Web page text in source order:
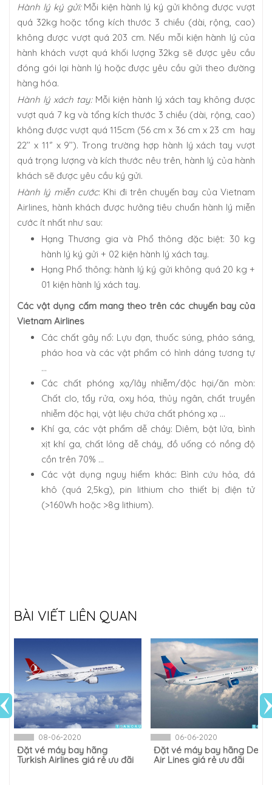
Hành lý ký gửi:Mỗi kiện hành lý ký gửi không được vượt
quá 32kg hoặc tổng kích thước 3 chiều (dài, rộng, cao)
không được vượt quá 203 cm. Nếu mỗi kiện hành lý của
hành khách vượt quá khối lượng 32kg sẽ được yêu cầu
đóng gói lại hành lý hoặc được yêu cầu gửi theo đường
hàng hóa.
Hành lý xách tay:Mỗi kiện hành lý xách tay không được
vượt quá 7 kg và tổng kích thước 3 chiều (dài, rộng, cao)
không được vượt quá 115cm (56 cm x 36 cm x 23 cm hay
22’’ x 11‘’ x 9’’). Trong trường hợp hành lý xách tay vượt
quá trọng lượng và kích thước nêu trên, hành lý của hành
khách sẽ được yêu cầu ký gửi.
Hành lý miễn cước: Khi đi trên chuyến bay của Vietnam
Airlines, hành khách được hưởng tiêu chuẩn hành lý miễn
cước ít nhất như sau:
Hạng Thương gia và Phổ thông đặc biệt: 30 kg
hành lý ký gửi + 02 kiện hành lý xách tay.
Hạng Phổ thông: hành lý ký gửi không quá 20 kg +
01 kiện hành lý xách tay.
Các vật dụng cấm mang theo trên các chuyến bay của
Vietnam Airlines
Các chất gây nổ: Lựu đạn, thuốc súng, pháo sáng,
pháo hoa và các vật phẩm có hình dáng tương tự
…
Các chất phóng xạ/lây nhiễm/độc hại/ăn mòn:
Chất clo, tẩy rửa, oxy hóa, thủy ngân, chất truyền
nhiễm độc hại, vật liệu chứa chất phóng xạ …
Khí ga, các vật phẩm dễ cháy: Diêm, bật lửa, bình
xịt khí ga, chất lỏng dễ cháy, đồ uống có nồng độ
cồn trên 70% …
Các vật dụng nguy hiểm khác: Bình cứu hỏa, đá
khô (quá 2,5kg), pin lithium cho thiết bị điện tử
(>160Wh hoặc >8g lithium).
BÀI VIẾT LIÊN QUAN
08-06-2020
Đặt vé máy bay hãng ​
Turkish Airlines giá rẻ ưu đãi
06-06-2020
Đặt vé máy bay hãng ​Delta
Air Lines giá rẻ ưu đãi